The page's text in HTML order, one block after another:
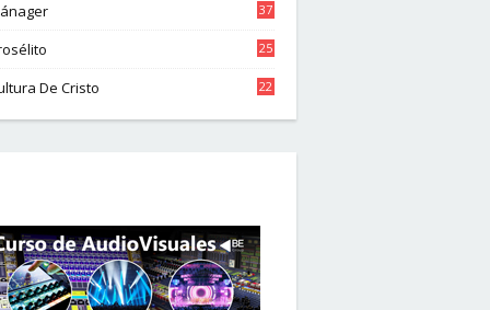
37
25
De Cristo 22